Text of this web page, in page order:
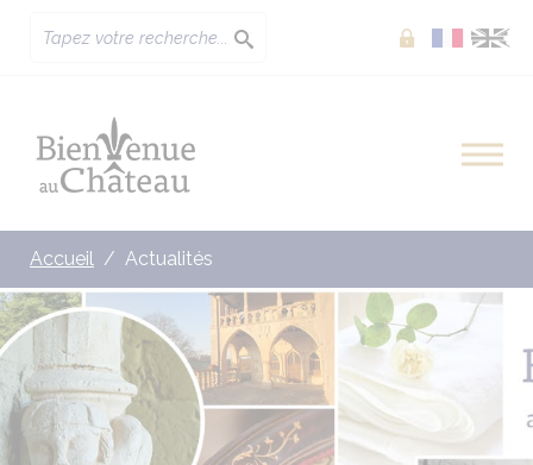
Extranet
Accueil Actualités